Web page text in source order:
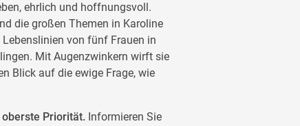
ehrlich und hoffnungsvoll.
die großen Themen in Karoline
von fünf Frauen in
Mit Augenzwinkern wirft sie
Blick auf die ewige Frage, wie
Priorität. Informieren Sie